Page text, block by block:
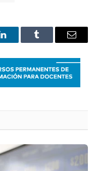
LinkedInTumblr Email